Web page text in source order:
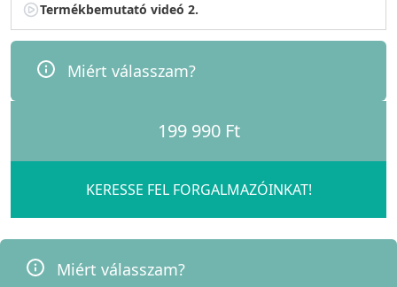
Termékbemutató videó 2.
Miért válasszam?
199 990 Ft
KERESSE FEL FORGALMAZÓINKAT!
Miért válasszam?